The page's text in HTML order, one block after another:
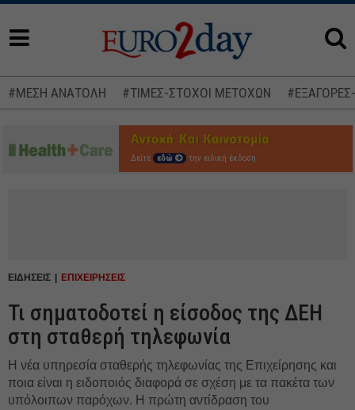
#ΜΕΣΗ ΑΝΑΤΟΛΗ #ΤΙΜΕΣ-ΣΤΟΧΟΙ ΜΕΤΟΧΩΝ
Δείτε εδώ την ειδική έκδοση
ΕΙΔΗΣΕΙΣ ΕΠΙΧΕΙΡΗΣΕΙΣ
Τι σηματοδοτεί η είσοδος της ΔΕΗ
στη σταθερή τηλεφωνία
Η νέα υπηρεσία σταθερής τηλεφωνίας της Επιχείρησης και
ποια είναι η ειδοποιός διαφορά σε σχέση με τα πακέτα των
υπόλοιπων παρόχων. Η πρώτη αντίδραση του